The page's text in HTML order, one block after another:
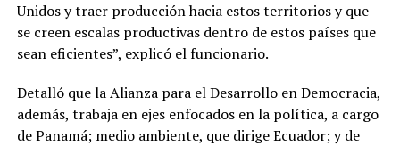
Unidos y traer producción hacia estos territorios y que
se creen escalas productivas dentro de estos países que
sean eficientes”, explicó el funcionario.
Detalló que la Alianza para el Desarrollo en Democracia,
además, trabaja en ejes enfocados en la política, a cargo
de Panamá; medio ambiente, que dirige Ecuador; y de